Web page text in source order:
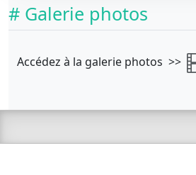
# Galerie photos
Accédez à la galerie photos >>